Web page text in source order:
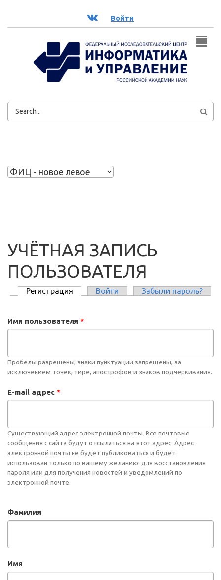
ВК Войти
ФОРМА
УЧЁТНАЯ ЗАПИСЬ
ПОЛЬЗОВАТЕЛЯ
Регистрация (активная вкладка)
Войти Забыли пароль?
Имя пользователя *
Пробелы разрешены; знаки пунктуации запрещены, за
исключением точек, тире, апострофов и знаков подчеркивания.
E-mail адрес *
Существующий адрес электронной почты. Все почтовые
сообщения с сайта будут отсылаться на этот адрес. Адрес
электронной почты не будет публиковаться и будет
использован только по вашему желанию: для восстановления
пароля или для получения новостей и уведомлений по
электронной почте.
Фамилия
Имя